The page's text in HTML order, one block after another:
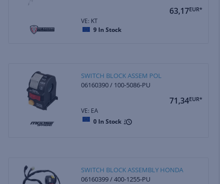
63,17EUR*
VE: KT
9 In Stock
SWITCH BLOCK ASSEM POL
06160390 / 100-5086-PU
71,34EUR*
VE: EA
0 In Stock
SWITCH BLOCK ASSEMBLY HONDA
06160399 / 400-1255-PU